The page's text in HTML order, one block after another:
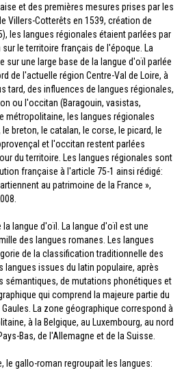
et des premières mesures prises par les
Villers-Cotterêts en 1539, création de
les langues régionales étaient parlées par
le territoire français de l'époque. La
sur une large base de la langue d'oïl parlée
de l'actuelle région Centre-Val de Loire, à
tard, des influences de langues régionales,
ou l'occitan (Baragouin, vasistas,
métropolitaine, les langues régionales
breton, le catalan, le corse, le picard, le
et l'occitan restent parlées
du territoire. Les langues régionales sont
française à l'article 75-1 ainsi rédigé:
au patrimoine de la France »,
la langue d'oïl. La langue d'oïl est une
des langues romanes. Les langues
de la classification traditionnelle des
langues issues du latin populaire, après
sémantiques, de mutations phonétiques et
qui comprend la majeure partie du
La zone géographique correspond à
à la Belgique, au Luxembourg, au nord
Bas, de l'Allemagne et de la Suisse.
le gallo-roman regroupait les langues: